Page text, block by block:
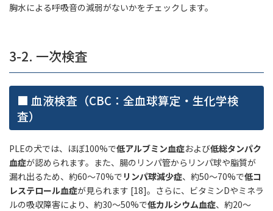
胸水による呼吸音の減弱がないかをチェックします。
3-2. 一次検査
■ 血液検査（CBC：全血球算定・生化学検
査）
PLEの犬では、ほぼ100%で低アルブミン血症および低総タンパク
血症が認められます。また、腸のリンパ管からリンパ球や脂質が
漏れ出るため、約60〜70%で リンパ球減少症、約50〜70%で低コ
レステロール血症が見られます [18]。さらに、ビタミンDやミネラ
ルの吸収障害により、約30〜50%で低カルシウム血症、約20〜